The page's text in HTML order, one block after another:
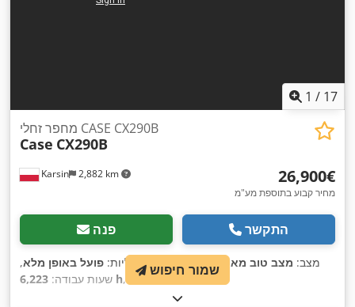
1 / 17
Karsin 2,882 km
מחפר זחלי CASE CX290B
Case CX290B
‏26,900 ‏€
מחיר קבוע בתוספת מע"מ
פנה התקשר
מצב: מצב טוב מאוד (משומש) , פונקציונליות: פועל באופן מלא,
שעות עבודה: 6,223 h,
שמור חיפוש